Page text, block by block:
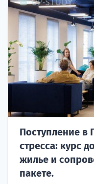
Поступление в
стресса: курс
жилье и
пакете.